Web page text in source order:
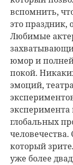
вспомнить,
это праздник,
Любимые
юмор и
покой.
эмоций,
эксперимента
глобальных
человечества.
который
уже более